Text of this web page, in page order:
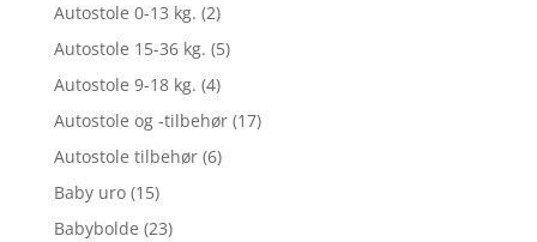
Autostole 0-13 kg. (2)
Autostole 15-36 kg. (5)
Autostole 9-18 kg. (4)
Autostole og -tilbehør (17)
Autostole tilbehør (6)
Baby uro (15)
Babybolde (23)